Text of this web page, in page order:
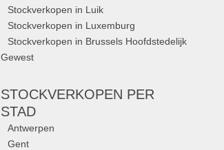
Stockverkopen in Luik
Stockverkopen in Luxemburg
Stockverkopen in Brussels Hoofdstedelijk
Gewest
STOCKVERKOPEN PER
STAD
Antwerpen
Gent